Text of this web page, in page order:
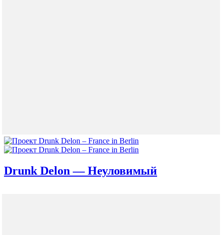
Drunk Delon — Неуловимый